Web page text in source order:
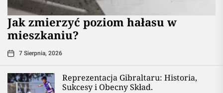
Jak zmierzyć poziom hałasu w
mieszkaniu?
7 Sierpnia, 2026
Reprezentacja Gibraltaru: Historia,
Sukcesy i Obecny Skład.